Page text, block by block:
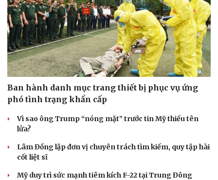
Văn hóa
Sân khấu - Điện ảnh
Văn học
Di sản
Giải trí
Nghệ sĩ
Ban hành danh mục trang thiết bị phục vụ ứng
phó tình trạng khẩn cấp
Vì sao ông Trump “nóng mặt” trước tin Mỹ thiếu tên
lửa?
Lâm Đồng lập đơn vị chuyên trách tìm kiếm, quy tập hài
cốt liệt sĩ
Mỹ duy trì sức mạnh tiêm kích F-22 tại Trung Đông